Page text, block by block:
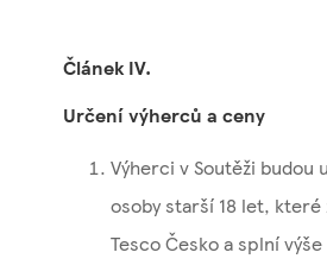
Článek IV.
Určení výherců a ceny
Výherci v Soutěži budou
osoby starší 18 let,
Tesco Česko a splní